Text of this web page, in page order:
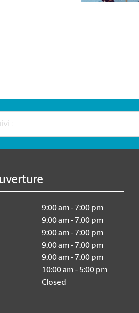
9:00 am - 7:00 pm
9:00 am - 7:00 pm
9:00 am - 7:00 pm
9:00 am - 7:00 pm
9:00 am - 7:00 pm
10:00 am - 5:00 pm
Closed